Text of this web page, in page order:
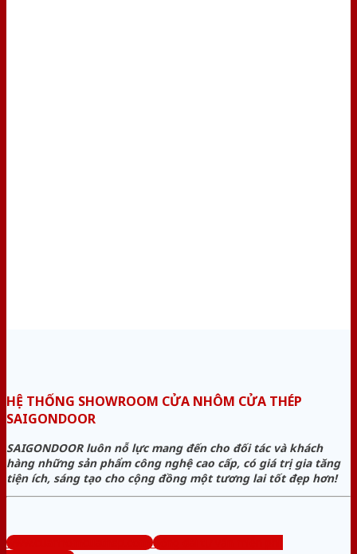
HỆ THỐNG SHOWROOM CỬA NHÔM CỬA THÉP
SAIGONDOOR
SAIGONDOOR luôn nỗ lực mang đến cho đối tác và khách
hàng những sản phẩm công nghệ cao cấp, có giá trị gia tăng
tiện ích, sáng tạo cho cộng đồng một tương lai tốt đẹp hơn!
www.cuanhomcuathep.com
Tổng đài tư vấn miễn phí: